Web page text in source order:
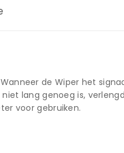
de Wiper het
lang genoeg is,
voor gebruiken.